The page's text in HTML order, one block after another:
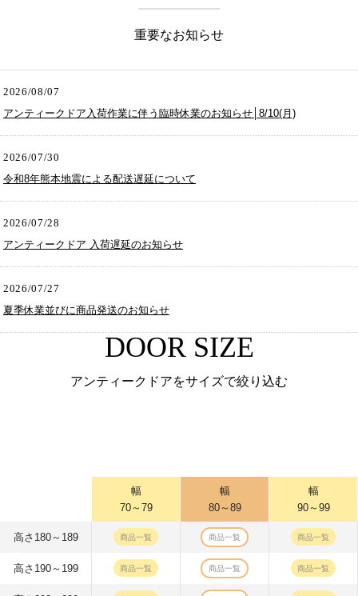
重要なお知らせ
2026/08/07
アンティークドア入荷作業に伴う臨時休業のお知らせ│8/10(月)
2026/07/30
令和8年熊本地震による配送遅延について
2026/07/28
アンティークドア 入荷遅延のお知らせ
2026/07/27
夏季休業並びに商品発送のお知らせ
DOOR SIZE
アンティークドアをサイズで絞り込む
幅
70～79
幅
80～89
幅
90～99
高さ180～189 商品一覧 商品一覧 商品一覧
高さ190～199 商品一覧 商品一覧 商品一覧